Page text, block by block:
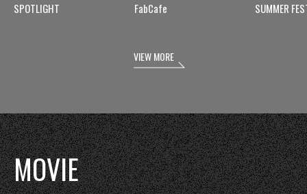
SPOTLIGHT FabCafe SUMMER
VIEW MORE
MOVIE